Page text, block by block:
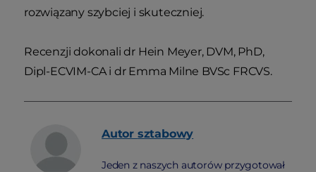
rozwiązany szybciej i skuteczniej.
Recenzji dokonali dr Hein Meyer, DVM, PhD,
Dipl-ECVIM-CA i dr Emma Milne BVSc FRCVS.
Autor sztabowy
Jeden z naszych autorów przygotował